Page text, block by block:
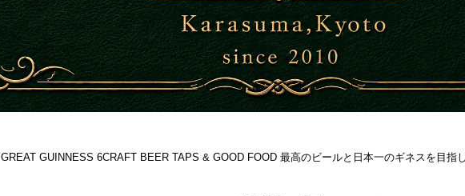
GREAT GUINNESS 6CRAFT BEER TAPS & GOOD FOOD 最高のビールと日本一のギネスを目指